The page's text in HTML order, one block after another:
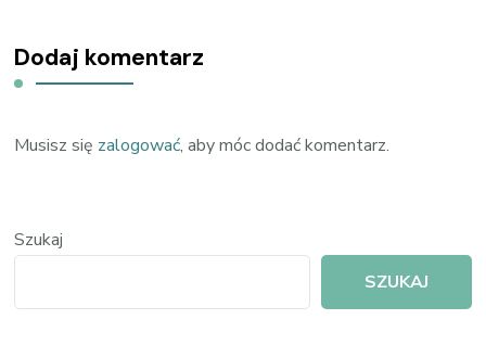
Dodaj komentarz
Musisz się zalogować, aby móc dodać komentarz.
Szukaj
SZUKAJ